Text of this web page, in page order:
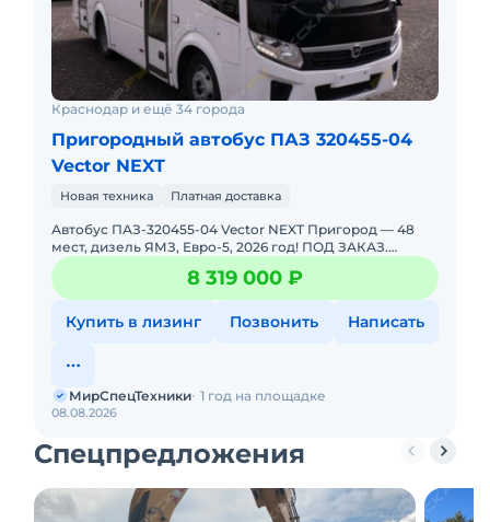
Краснодар и ещё 34 города
Пригородный автобус ПАЗ 320455-04
Vector NEXT
Новая техника Платная доставка
Автобус ПАЗ-320455-04 Vector NEXT Пригород — 48
мест, дизель ЯМЗ, Евро-5, 2026 год! ПОД ЗАКАЗ.
НОВЫЙ. Можно в ЛИЗИНГ. Цена С НДС.Основные
параметры:Мест о
8 319 000 ₽
Купить в лизинг Позвонить Написать
08.08.2026
МирСпецТехники 1 год на площадке
Спецпредложения